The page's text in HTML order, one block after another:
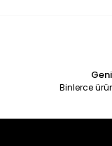
Binlerce